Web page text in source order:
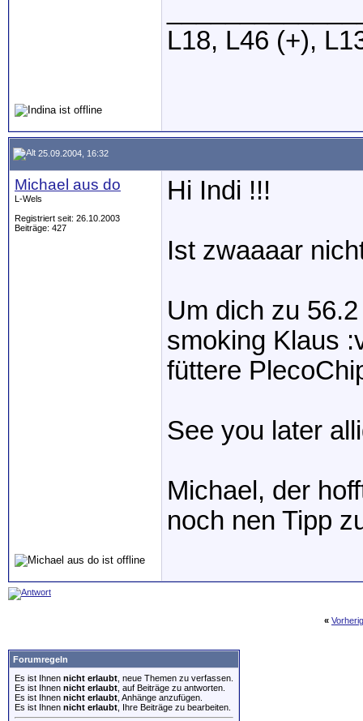
L18, L46 (+),
25.09.2004, 16:32
Michael aus do
L-Wels
Registriert seit: 26.10.2003
Beiträge: 427
Hi Indi !!!
Ist zwaaaar
Um dich zu
smoking Klaus
füttere
See you later
Michael, der
noch nen Tipp
«
Forumregeln
Es ist Ihnen nicht erlaubt , neue Themen zu verfassen.
Es ist Ihnen nicht erlaubt , auf Beiträge zu antworten.
Es ist Ihnen nicht erlaubt , Anhänge anzufügen.
Es ist Ihnen nicht erlaubt , Ihre Beiträge zu bearbeiten.